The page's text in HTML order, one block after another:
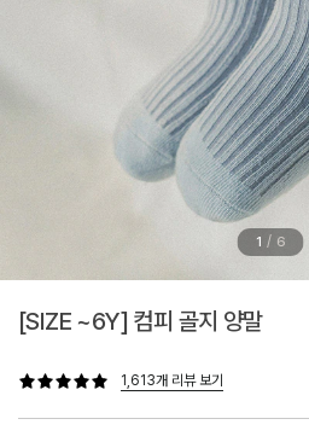
1 / 6
[SIZE ~6Y] 컴피 골지 양말
1,613개 리뷰 보기